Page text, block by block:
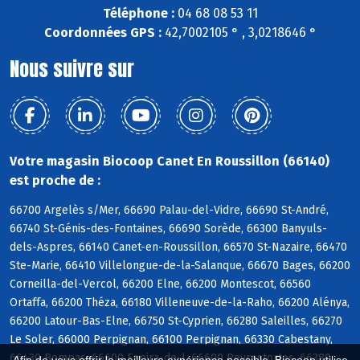
Téléphone :04 68 08 53 11
Coordonnées GPS :42,7002105 ° , 3,0218646 °
Nous suivre sur
Votre magasin Biocoop Canet En Roussillon (66140)
est proche de :
66700 Argelès s/Mer, 66690 Palau-del-Vidre, 66690 St-André,
66740 St-Génis-des-Fontaines, 66690 Sorède, 66300 Banyuls-
dels-Aspres, 66140 Canet-en-Roussillon, 66570 St-Nazaire, 66470
Ste-Marie, 66410 Villelongue-de-la-Salanque, 66670 Bages, 66200
Corneilla-del-Vercol, 66200 Elne, 66200 Montescot, 66560
Ortaffa, 66200 Théza, 66180 Villeneuve-de-la-Raho, 66200 Alénya,
66200 Latour-Bas-Elne, 66750 St-Cyprien, 66280 Saleilles, 66270
Le Soler, 66000 Perpignan, 66100 Perpignan, 66330 Cabestany,